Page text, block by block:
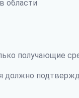
области
получающие
должно